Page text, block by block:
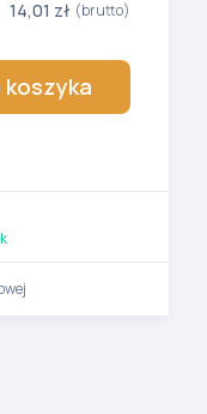
14,01 zł (brutto)
koszyka